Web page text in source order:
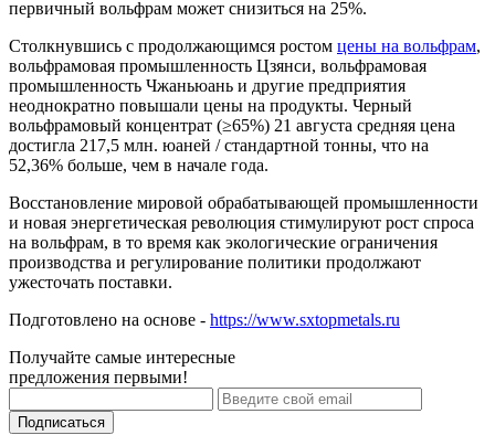
первичный вольфрам может снизиться на 25%.
Столкнувшись с продолжающимся ростом цены на вольфрам,
вольфрамовая промышленность Цзянси, вольфрамовая
промышленность Чжаньюань и другие предприятия
неоднократно повышали цены на продукты. Черный
вольфрамовый концентрат (≥65%) 21 августа средняя цена
достигла 217,5 млн. юаней / стандартной тонны, что на
52,36% больше, чем в начале года.
Восстановление мировой обрабатывающей промышленности
и новая энергетическая революция стимулируют рост спроса
на вольфрам, в то время как экологические ограничения
производства и регулирование политики продолжают
ужесточать поставки.
Подготовлено на основе - https://www.sxtopmetals.ru
Получайте самые интересные
предложения первыми!
Подписаться